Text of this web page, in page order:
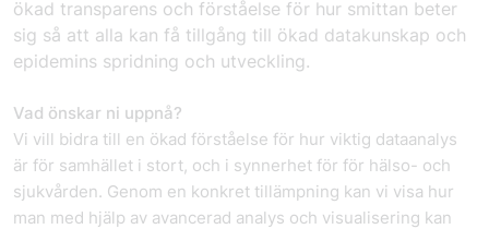
ökad transparens och förståelse för hur smittan beter
sig så att alla kan få tillgång till ökad datakunskap och
epidemins spridning och utveckling.
Vad önskar ni uppnå?
Vi vill bidra till en ökad förståelse för hur viktig dataanalys
är för samhället i stort, och i synnerhet för för hälso- och
sjukvården. Genom en konkret tillämpning kan vi visa hur
man med hjälp av avancerad analys och visualisering kan